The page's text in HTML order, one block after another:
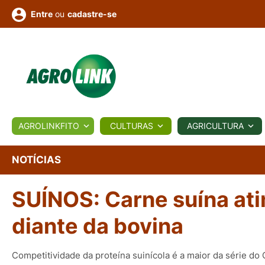
BIOLÓGICOS COTAÇÕES NOTÍCIAS
Conversor Colunistas Eventos
Fotos
e
Vídeos
Entre ou cadastre-se
AGROLINKFITO CULTURAS AGRICULTURA
NOTÍCIAS
SUÍNOS: Carne suína
diante da bovina
Competitividade da proteína suinícola é a maior da série do